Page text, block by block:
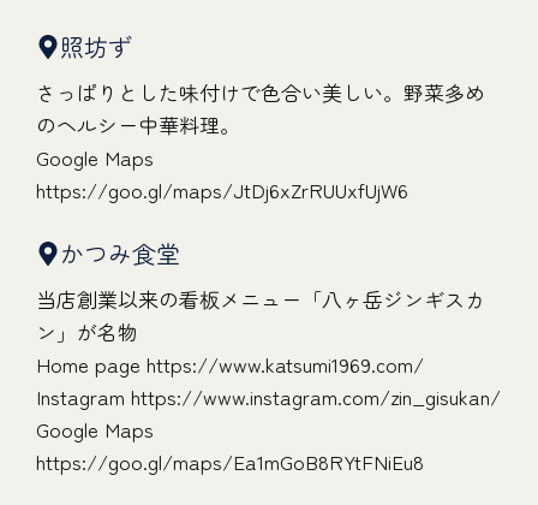
照坊ず
さっぱりとした味付けで色合い美しい。野菜多め
のヘルシー中華料理。
Google Maps
https://goo.gl/maps/JtDj6xZrRUUxfUjW6
かつみ食堂
当店創業以来の看板メニュー「八ヶ岳ジンギスカ
ン」が名物
Home page https://www.katsumi1969.com/
Instagram https://www.instagram.com/zin_gisukan/
Google Maps
https://goo.gl/maps/Ea1mGoB8RYtFNiEu8